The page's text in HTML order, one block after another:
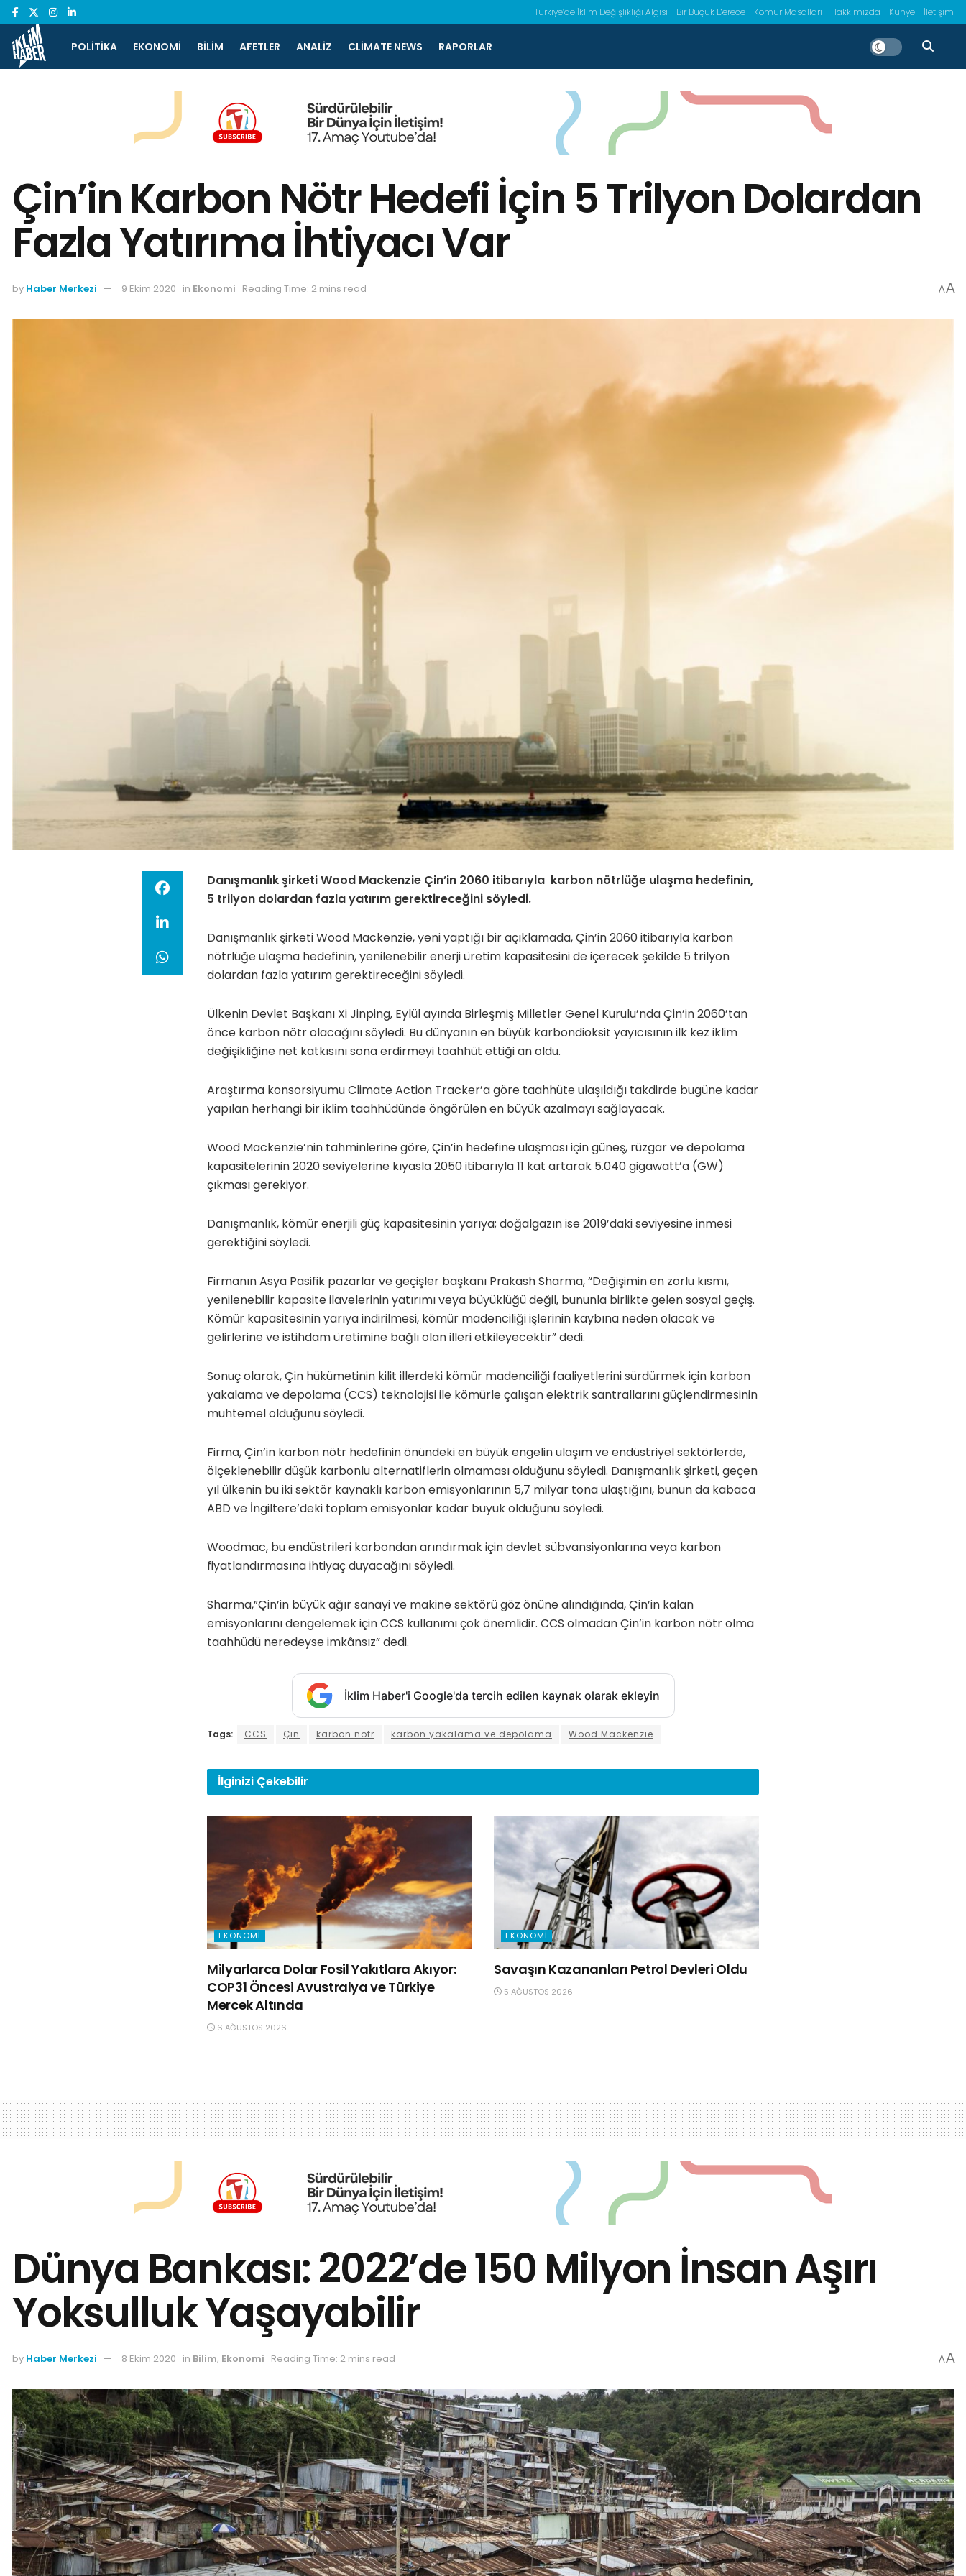
Türkiye’de İklim Değişlikliği Algısı Bir Buçuk Derece Kömür Masalları Hakkımızda Künye İletişim
POLITIKA EKONOMI BILIM AFETLER ANALIZ CLIMATE NEWS RAPORLAR
Çin’in Karbon Nötr Hedefi İçin 5 Trilyon Dolardan
Fazla Yatırıma İhtiyacı Var
by Haber Merkezi 9 Ekim 2020 in Ekonomi Reading Time: 2 mins read AA
Danışmanlık şirketi Wood Mackenzie Çin’in 2060 itibarıyla karbon nötrlüğe ulaşma hedefinin,
5 trilyon dolardan fazla yatırım gerektireceğini söyledi.
Danışmanlık şirketi Wood Mackenzie, yeni yaptığı bir açıklamada, Çin’in 2060 itibarıyla karbon
nötrlüğe ulaşma hedefinin, yenilenebilir enerji üretim kapasitesini de içerecek şekilde 5 trilyon
dolardan fazla yatırım gerektireceğini söyledi.
Ülkenin Devlet Başkanı Xi Jinping, Eylül ayında Birleşmiş Milletler Genel Kurulu’nda Çin’in 2060’tan
önce karbon nötr olacağını söyledi. Bu dünyanın en büyük karbondioksit yayıcısının ilk kez iklim
değişikliğine net katkısını sona erdirmeyi taahhüt ettiği an oldu.
Araştırma konsorsiyumu Climate Action Tracker’a göre taahhüte ulaşıldığı takdirde bugüne kadar
yapılan herhangi bir iklim taahhüdünde öngörülen en büyük azalmayı sağlayacak.
Wood Mackenzie’nin tahminlerine göre, Çin’in hedefine ulaşması için güneş, rüzgar ve depolama
kapasitelerinin 2020 seviyelerine kıyasla 2050 itibarıyla 11 kat artarak 5.040 gigawatt’a (GW)
çıkması gerekiyor.
Danışmanlık, kömür enerjili güç kapasitesinin yarıya; doğalgazın ise 2019’daki seviyesine inmesi
gerektiğini söyledi.
Firmanın Asya Pasifik pazarlar ve geçişler başkanı Prakash Sharma, “Değişimin en zorlu kısmı,
yenilenebilir kapasite ilavelerinin yatırımı veya büyüklüğü değil, bununla birlikte gelen sosyal geçiş.
Kömür kapasitesinin yarıya indirilmesi, kömür madenciliği işlerinin kaybına neden olacak ve
gelirlerine ve istihdam üretimine bağlı olan illeri etkileyecektir” dedi.
Sonuç olarak, Çin hükümetinin kilit illerdeki kömür madenciliği faaliyetlerini sürdürmek için karbon
yakalama ve depolama (CCS) teknolojisi ile kömürle çalışan elektrik santrallarını güçlendirmesinin
muhtemel olduğunu söyledi.
Firma, Çin’in karbon nötr hedefinin önündeki en büyük engelin ulaşım ve endüstriyel sektörlerde,
ölçeklenebilir düşük karbonlu alternatiflerin olmaması olduğunu söyledi. Danışmanlık şirketi, geçen
yıl ülkenin bu iki sektör kaynaklı karbon emisyonlarının 5,7 milyar tona ulaştığını, bunun da kabaca
ABD ve İngiltere’deki toplam emisyonlar kadar büyük olduğunu söyledi.
Woodmac, bu endüstrileri karbondan arındırmak için devlet sübvansiyonlarına veya karbon
fiyatlandırmasına ihtiyaç duyacağını söyledi.
Sharma,”Çin’in büyük ağır sanayi ve makine sektörü göz önüne alındığında, Çin’in kalan
emisyonlarını dengelemek için CCS kullanımı çok önemlidir. CCS olmadan Çin’in karbon nötr olma
taahhüdü neredeyse imkânsız” dedi.
İklim Haber'i Google'da tercih edilen kaynak olarak ekleyin
Tags: CCS Çin karbon nötr karbon yakalama ve depolama Wood Mackenzie
İlginizi Çekebilir
EKONOMI
Milyarlarca Dolar Fosil Yakıtlara Akıyor:
COP31 Öncesi Avustralya ve Türkiye
Mercek Altında
6 AĞUSTOS 2026
EKONOMI
Savaşın Kazananları Petrol Devleri Oldu
5 AĞUSTOS 2026
Dünya Bankası: 2022’de 150 Milyon İnsan Aşırı
Yoksulluk Yaşayabilir
by Haber Merkezi 8 Ekim 2020 in Bilim, Ekonomi Reading Time: 2 mins read AA